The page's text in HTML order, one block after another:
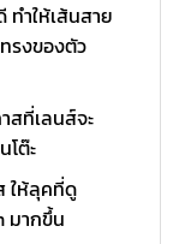
ทำให้เส้นสาย
รงของตัว
สที่เลนส์จะ
ต๊ะ
ให้ลุคที่ดู
มากขึ้น